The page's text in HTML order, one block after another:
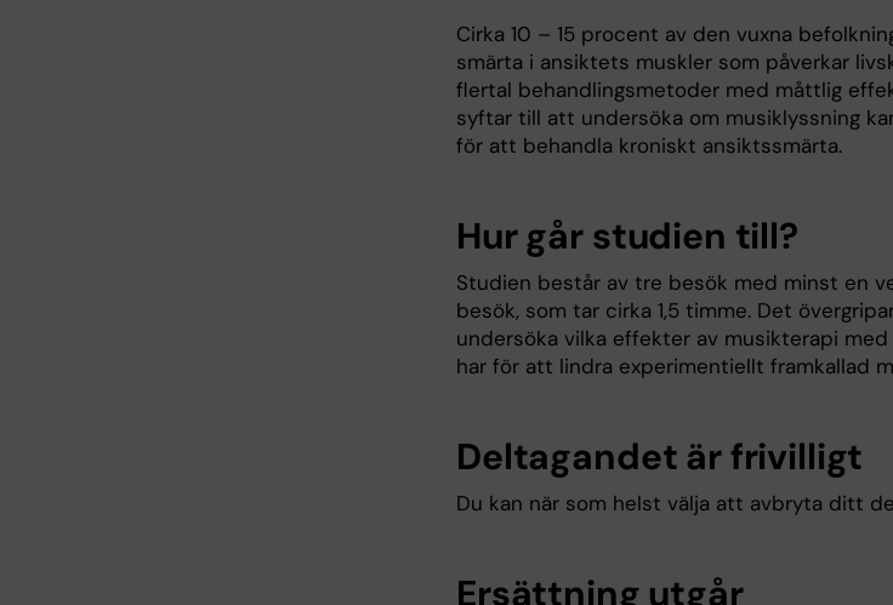
Cirka 10 – 15 procent av den vuxna
smärta i ansiktets muskler som påverkar
flertal behandlingsmetoder med måttlig
syftar till att undersöka om musiklyssning
för att behandla kroniskt ansiktssmärta.
Hur går studien till?
Studien består av tre besök med minst en
besök, som tar cirka 1,5 timme. Det
undersöka vilka effekter av musikterapi
har för att lindra experimentiellt framkallad
Deltagandet är frivilligt
Du kan när som helst välja att avbryta ditt
Ersättning utgår